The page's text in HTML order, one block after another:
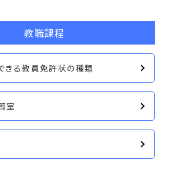
教職課程
きる教員免許状の種類
室